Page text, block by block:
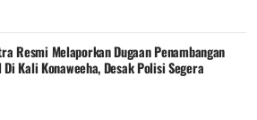
Resmi Melaporkan Dugaan Penambangan
Kali Konaweeha, Desak Polisi Segera